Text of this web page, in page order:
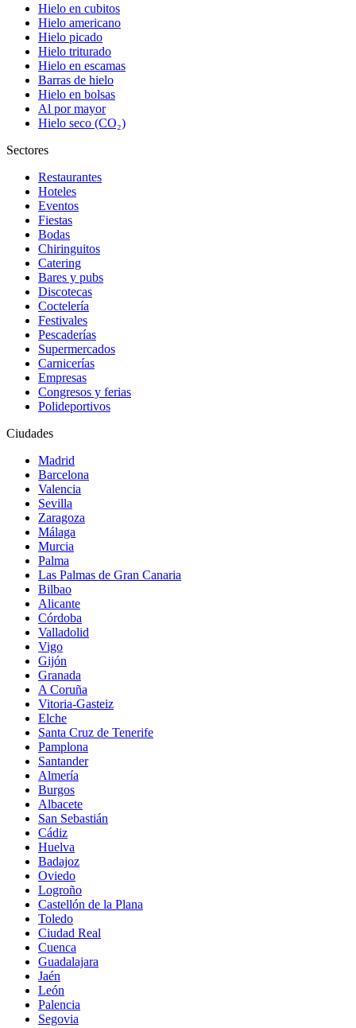
Hielo en cubitos
Hielo americano
Hielo picado
Hielo triturado
Hielo en escamas
Barras de hielo
Hielo en bolsas
Al por mayor
Hielo seco (CO₂)
Sectores
Restaurantes
Hoteles
Eventos
Fiestas
Bodas
Chiringuitos
Catering
Bares y pubs
Discotecas
Coctelería
Festivales
Pescaderías
Supermercados
Carnicerías
Empresas
Congresos y ferias
Polideportivos
Ciudades
Madrid
Barcelona
Valencia
Sevilla
Zaragoza
Málaga
Murcia
Palma
Las Palmas de Gran Canaria
Bilbao
Alicante
Córdoba
Valladolid
Vigo
Gijón
Granada
A Coruña
Vitoria-Gasteiz
Elche
Santa Cruz de Tenerife
Pamplona
Santander
Almería
Burgos
Albacete
San Sebastián
Cádiz
Huelva
Badajoz
Oviedo
Logroño
Castellón de la Plana
Toledo
Ciudad Real
Cuenca
Guadalajara
Jaén
León
Palencia
Segovia